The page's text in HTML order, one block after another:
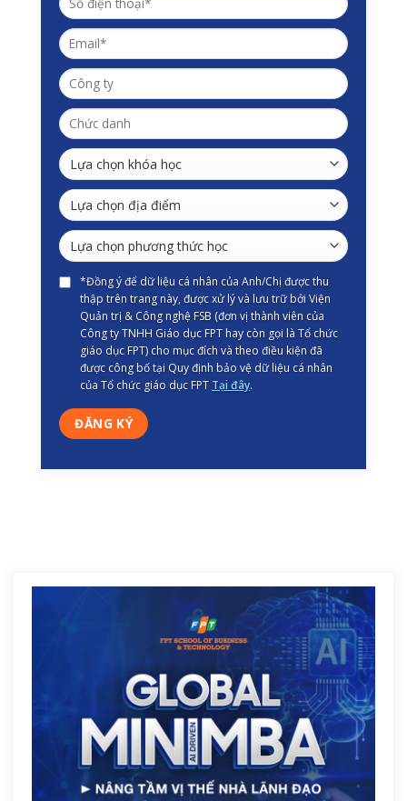
*Đồng ý để dữ liệu cá nhân của Anh/Chị được thu
thập trên trang này, được xử lý và lưu trữ bởi Viện
Quản trị & Công nghệ FSB (đơn vị thành viên của
Công ty TNHH Giáo dục FPT hay còn gọi là Tổ chức
giáo dục FPT) cho mục đích và theo điều kiện đã
được công bố tại Quy định bảo vệ dữ liệu cá nhân
của Tổ chức giáo dục FPT Tại đây.